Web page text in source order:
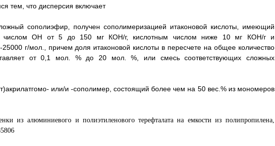
тем, что дисперсия включает
сополиэфир, получен сополимеризацией итаконовой кислоты, имеющий
с числом ОН от 5 до 150 мг КОН/г, кислотным числом ниже 10 мг КОН/г и
г/мол., причем доля итаконовой кислоты в пересчете на общее количество
от 0,1 мол. % до 20 мол. %, или смесь соответствующих сложных
или/и -сополимер, состоящий более чем на 50 вес.% из мономеров